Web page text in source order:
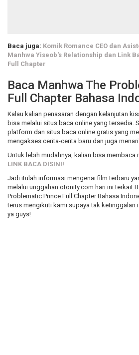
Baca juga: Komik Romance CEO dan
Manhwa Yiseob's Relationship dan Link
Full Chapter
Baca Manhwa The
Full Chapter Bahasa
Kalau kalian penasaran dengan kelanjutan
bisa melalui situs baca online yang tersedia.
platform dan situs baca online gratis yang
mengakses cerita-cerita baru dan juga
Untuk lebih mudahnya, kalian bisa membaca
LINK BACA DISINI!
Jadi itulah informasi mengenai film terbaru
melalui unggahan otonity.com hari ini terkait
Problematic Prince Full Chapter Bahasa
terus mengikuti kami supaya tak ketinggalan
ya guys!